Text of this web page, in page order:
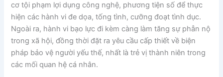
cơ tội phạm lợi dụng công nghệ, phương tiện số để thực
hiện các hành vi đe dọa, tống tình, cưỡng đoạt tình dục.
Ngoài ra, hành vi bạo lực đi kèm càng làm tăng sự phẫn nộ
trong xã hội, đồng thời đặt ra yêu cầu cấp thiết về biện
pháp bảo vệ người yếu thế, nhất là trẻ vị thành niên trong
các mối quan hệ cá nhân.